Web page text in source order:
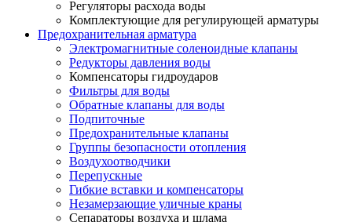
Регуляторы расхода воды
Комплектующие для регулирующей арматуры
Предохранительная арматура
Электромагнитные соленоидные клапаны
Редукторы давления воды
Компенсаторы гидроударов
Фильтры для воды
Обратные клапаны для воды
Подпиточные
Предохранительные клапаны
Группы безопасности отопления
Воздухоотводчики
Перепускные
Гибкие вставки и компенсаторы
Незамерзающие уличные краны
Сепараторы воздуха и шлама